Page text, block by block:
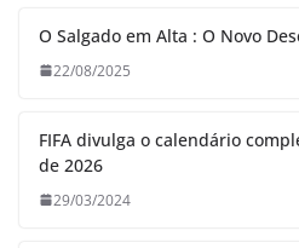
O Salgado em Alta : O Novo
22/08/2025
FIFA divulga o calendário
de 2026
29/03/2024